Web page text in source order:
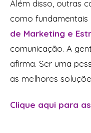
Além disso, outras
como fundamentais
de Marketing e
comunicação. A
afirma. Ser uma
as melhores
Clique aqui para